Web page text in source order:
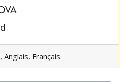
Anglais, Français